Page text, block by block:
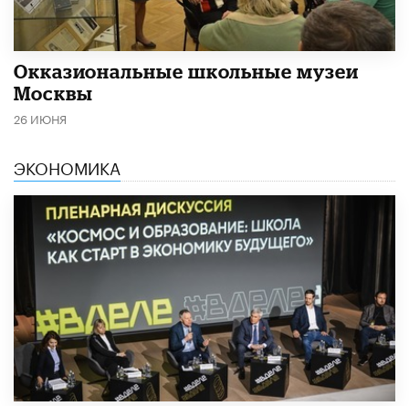
​Окказиональные школьные музеи
Москвы
26 ИЮНЯ
ЭКОНОМИКА